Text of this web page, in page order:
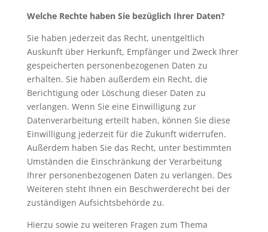
Welche Rechte haben Sie bezüglich Ihrer Daten?
Sie haben jederzeit das Recht, unentgeltlich
Auskunft über Herkunft, Empfänger und Zweck Ihrer
gespeicherten personenbezogenen Daten zu
erhalten. Sie haben außerdem ein Recht, die
Berichtigung oder Löschung dieser Daten zu
verlangen. Wenn Sie eine Einwilligung zur
Datenverarbeitung erteilt haben, können Sie diese
Einwilligung jederzeit für die Zukunft widerrufen.
Außerdem haben Sie das Recht, unter bestimmten
Umständen die Einschränkung der Verarbeitung
Ihrer personenbezogenen Daten zu verlangen. Des
Weiteren steht Ihnen ein Beschwerderecht bei der
zuständigen Aufsichtsbehörde zu.
Hierzu sowie zu weiteren Fragen zum Thema